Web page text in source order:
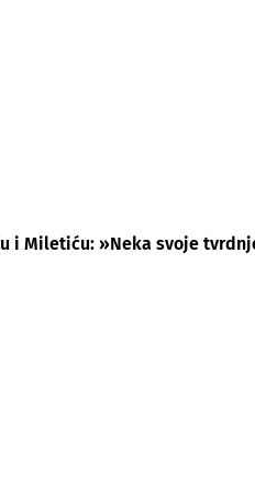
i Miletiću: »Neka svoje